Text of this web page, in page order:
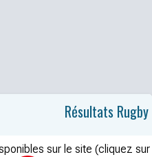
Résultats Rugby
sur le site (cliquez sur